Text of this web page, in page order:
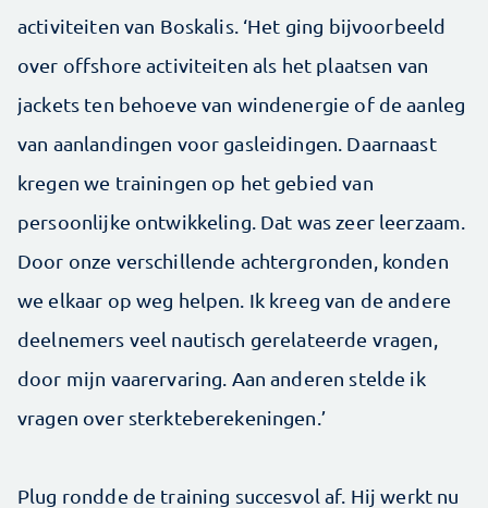
activiteiten van Boskalis. ‘Het ging bijvoorbeeld
over offshore activiteiten als het plaatsen van
jackets ten behoeve van windenergie of de aanleg
van aanlandingen voor gasleidingen. Daarnaast
kregen we trainingen op het gebied van
persoonlijke ontwikkeling. Dat was zeer leerzaam.
Door onze verschillende achtergronden, konden
we elkaar op weg helpen. Ik kreeg van de andere
deelnemers veel nautisch gerelateerde vragen,
door mijn vaarervaring. Aan anderen stelde ik
vragen over sterkteberekeningen.’
Plug rondde de training succesvol af. Hij werkt nu